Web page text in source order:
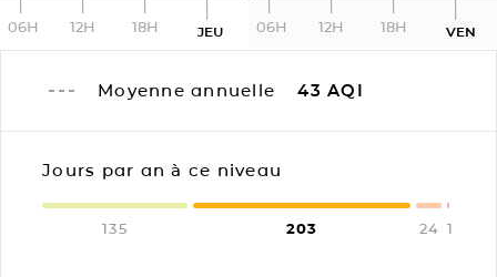
06H 12H 18H JEU 06H 12H 18H VEN
Moyenne annuelle 43 AQI
Jours par an à ce niveau
135 203 24 1